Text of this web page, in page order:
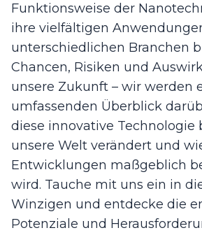
Funktionsweise der
ihre vielfältigen
unterschiedlichen Branchen
Chancen, Risiken und
unsere Zukunft – wir werden
umfassenden Überblick
diese innovative Technologie
unsere Welt verändert und
Entwicklungen maßgeblich
wird. Tauche mit uns ein in
Winzigen und entdecke die
Potenziale und